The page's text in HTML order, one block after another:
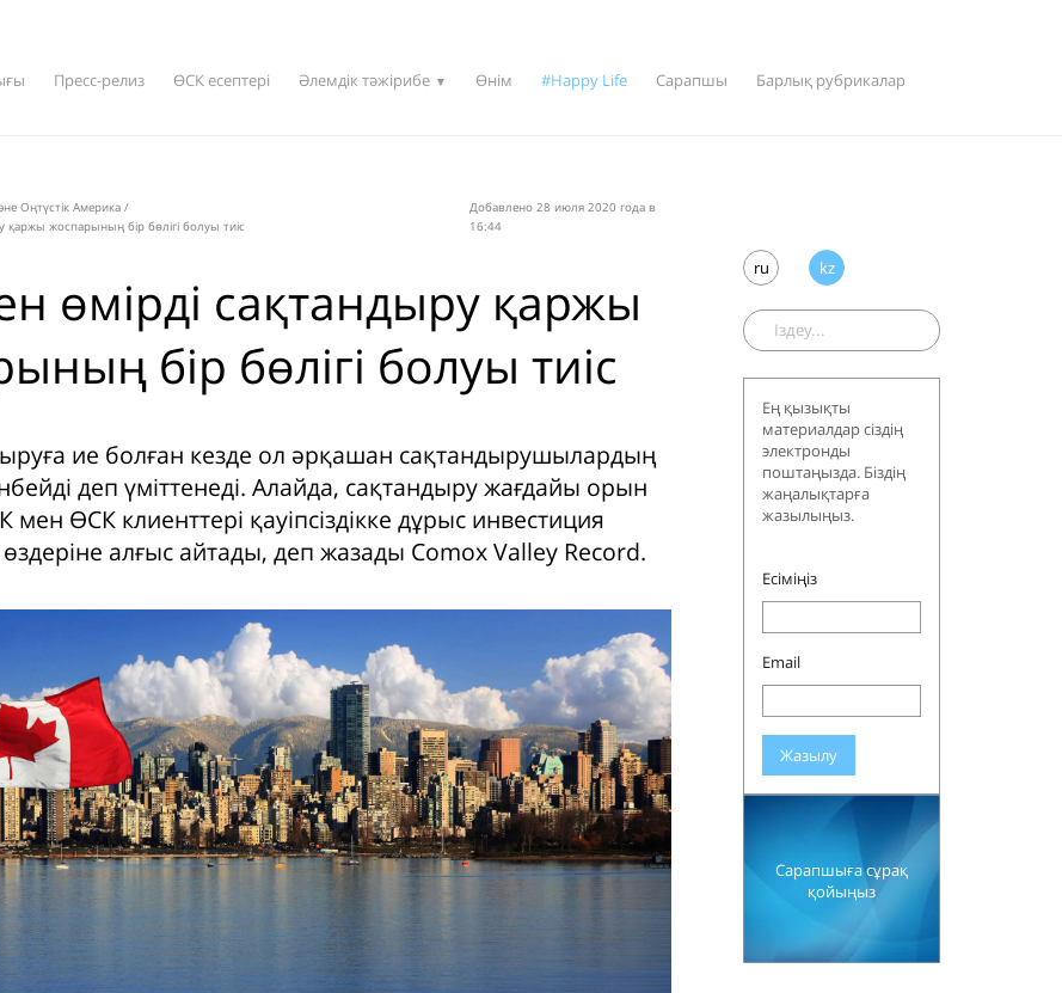
Пресс-релиз ӨСК есептері Әлемдік тәжірибе ▼ Өнім #Happy Life Сарапшы Барлық рубрикалар
Оңтүстік Америка /
қаржы жоспарының бір бөлігі болуы тиіс
Добавлено 28 июля 2020 года в
16:44
өмірді сақтандыру қаржы
бір бөлігі болуы тиіс
ие болған кезде ол әрқашан сақтандырушылардың
деп үміттенеді. Алайда, сақтандыру жағдайы орын
мен ӨСК клиенттері қауіпсіздікке дұрыс инвестиция
алғыс айтады, деп жазады Comox Valley Record.
ru kz
Ең қызықты
материалдар сіздің
электронды
поштаңызда. Біздің
жаңалықтарға
жазылыңыз.
Есіміңіз
Email
Жазылу
Сарапшыға сұрақ
қойыңыз